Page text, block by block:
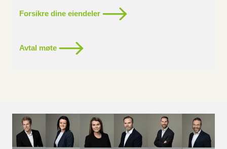
Forsikre dine eiendeler
Avtal møte